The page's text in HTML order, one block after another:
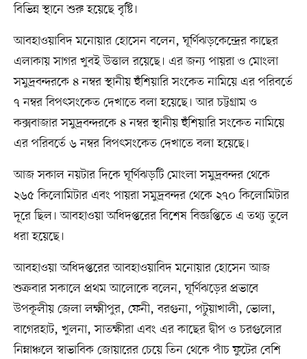
বিভিন্ন স্থানে শুরু হয়েছে বৃষ্টি।
আবহাওয়াবিদ মনোয়ার হোসেন বলেন, ঘূর্ণিঝড়কেন্দ্রের কাছের
এলাকায় সাগর খুবই উত্তাল রয়েছে। এর জন্য পায়রা ও মোংলা
সমুদ্রবন্দরকে ৪ নম্বর স্থানীয় হুঁশিয়ারি সংকেত নামিয়ে এর পরিবর্তে
৭ নম্বর বিপৎসংকেত দেখাতে বলা হয়েছে। আর চট্টগ্রাম ও
কক্সবাজার সমুদ্রবন্দরকে ৪ নম্বর স্থানীয় হুঁশিয়ারি সংকেত নামিয়ে
এর পরিবর্তে ৬ নম্বর বিপৎসংকেত দেখাতে বলা হয়েছে।
আজ সকাল নয়টার দিকে ঘূর্ণিঝড়টি মোংলা সমুদ্রবন্দর থেকে
২৬৫ কিলোমিটার এবং পায়রা সমুদ্রবন্দর থেকে ২৭০ কিলোমিটার
দূরে ছিল। আবহাওয়া অধিদপ্তরের বিশেষ বিজ্ঞপ্তিতে এ তথ্য তুলে
ধরা হয়েছে।
আবহাওয়া অধিদপ্তরের আবহাওয়াবিদ মনোয়ার হোসেন আজ
শুক্রবার সকালে প্রথম আলোকে বলেন, ঘূর্ণিঝড়ের প্রভাবে
উপকূলীয় জেলা লক্ষ্মীপুর, ফেনী, বরগুনা, পটুয়াখালী, ভোলা,
বাগেরহাট, খুলনা, সাতক্ষীরা এবং এর কাছের দ্বীপ ও চরগুলোর
নিম্নাঞ্চলে স্বাভাবিক জোয়ারের চেয়ে তিন থেকে পাঁচ ফুটের বেশি